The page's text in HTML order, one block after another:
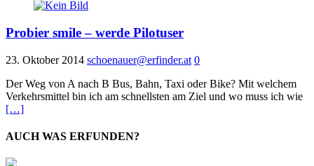
Probier smile – werde Pilotuser
23. Oktober 2014 schoenauer@erfinder.at 0
Der Weg von A nach B Bus, Bahn, Taxi oder Bike? Mit welchem
Verkehrsmittel bin ich am schnellsten am Ziel und wo muss ich wie
[…]
AUCH WAS ERFUNDEN?